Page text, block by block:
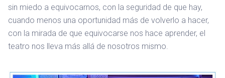
sin miedo a equivocarnos, con la seguridad de que hay,
cuando menos una oportunidad más de volverlo a hacer,
con la mirada de que equivocarse nos hace aprender, el
teatro nos lleva más allá de nosotros mismo.